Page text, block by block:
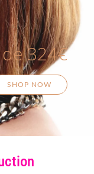
324€
SHOP NOW